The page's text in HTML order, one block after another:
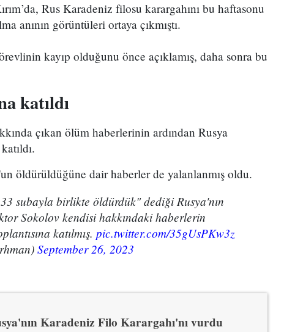
Rus Karadeniz filosu karargahını bu haftasonu
anının görüntüleri ortaya çıkmıştı.
kayıp olduğunu önce açıklamış, daha sonra bu
katıldı
çıkan ölüm haberlerinin ardından Rusya
öldürüldüğüne dair haberler de yalanlanmış oldu.
subayla birlikte öldürdük" dediği Rusya'nın
Sokolov kendisi hakkındaki haberlerin
katılmış. pic.twitter.com/35gUsPKw3z
September 26, 2023
Karadeniz Filo Karargahı'nı vurdu